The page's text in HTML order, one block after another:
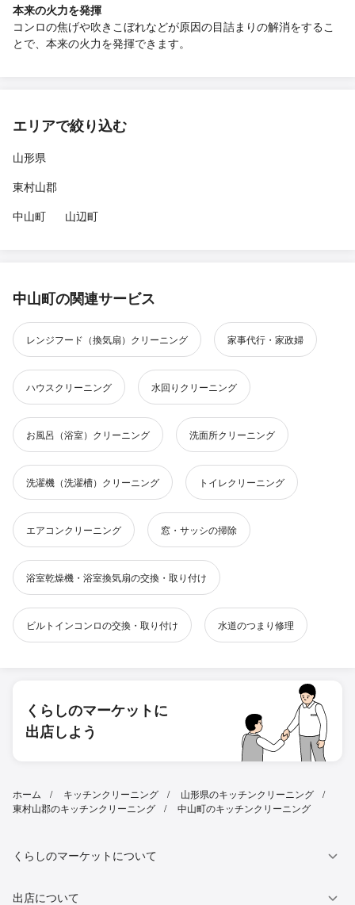
本来の火力を発揮
コンロの焦げや吹きこぼれなどが原因の目詰まりの解消をするこ
とで、本来の火力を発揮できます。
エリアで絞り込む
山形県
東村山郡
中山町
山辺町
中山町の関連サービス
レンジフード（換気扇）クリーニング 家事代行・家政婦
ハウスクリーニング 水回りクリーニング
お風呂（浴室）クリーニング 洗面所クリーニング
洗濯機（洗濯槽）クリーニング トイレクリーニング
エアコンクリーニング 窓・サッシの掃除
浴室乾燥機・浴室換気扇の交換・取り付け
ビルトインコンロの交換・取り付け 水道のつまり修理
くらしのマーケットに
出店しよう
ホーム キッチンクリーニング
山形県のキッチンクリーニング
東村山郡のキッチンクリーニング
中山町のキッチンクリーニング
くらしのマーケットについて
出店について